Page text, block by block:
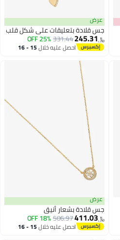
عرض
جس قلادة بتعليقات على شكل قلب
﷼‏245.31
331.44
25% OFF
احصل عليه خلال 15 - 16
عرض
جس قلادة بشعار أنيق
﷼‏411.03
506.97
18% OFF
احصل عليه خلال 15 - 16